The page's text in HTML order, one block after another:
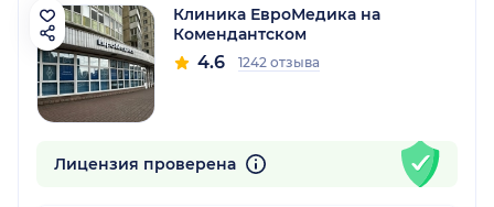
Клиника ЕвроМедика на
Комендантском
4.6 1242 отзыва
Лицензия проверена